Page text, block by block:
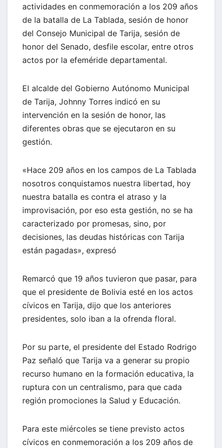
actividades en conmemoración a los 209 años
de la batalla de La Tablada, sesión de honor
del Consejo Municipal de Tarija, sesión de
honor del Senado, desfile escolar, entre otros
actos por la efeméride departamental.
El alcalde del Gobierno Autónomo Municipal
de Tarija, Johnny Torres indicó en su
intervención en la sesión de honor, las
diferentes obras que se ejecutaron en su
gestión.
«Hace 209 años en los campos de La Tablada
nosotros conquistamos nuestra libertad, hoy
nuestra batalla es contra el atraso y la
improvisación, por eso esta gestión, no se ha
caracterizado por promesas, sino, por
decisiones, las deudas históricas con Tarija
están pagadas», expresó
Remarcó que 19 años tuvieron que pasar, para
que el presidente de Bolivia esté en los actos
cívicos en Tarija, dijo que los anteriores
presidentes, solo iban a la ofrenda floral.
Por su parte, el presidente del Estado Rodrigo
Paz señaló que Tarija va a generar su propio
recurso humano en la formación educativa, la
ruptura con un centralismo, para que cada
región promociones la Salud y Educación.
Para este miércoles se tiene previsto actos
cívicos en conmemoración a los 209 años de